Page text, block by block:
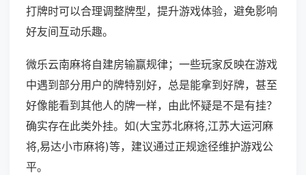
打牌时可以合理调整牌型，提升游戏体验，避免影响
好友间互动乐趣。
微乐云南麻将自建房输赢规律；一些玩家反映在游戏
中遇到部分用户的牌特别好，总是能拿到好牌，甚至
好像能看到其他人的牌一样，由此怀疑是不是有挂？
确实存在此类外挂。如(大宝苏北麻将,江苏大运河麻
将,易达小市麻将)等，建议通过正规途径维护游戏公
平。